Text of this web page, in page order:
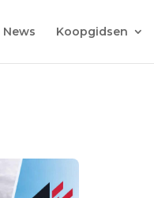
News Koopgidsen